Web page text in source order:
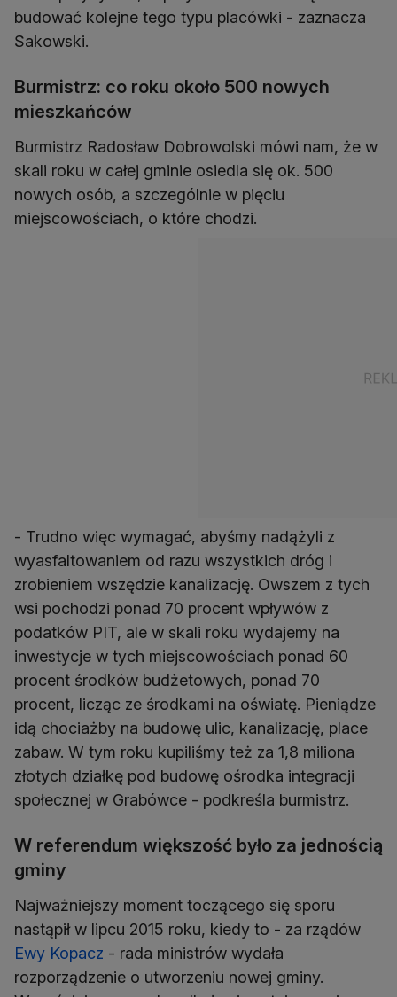
budować kolejne tego typu placówki - zaznacza
Sakowski.
Burmistrz: co roku około 500 nowych
mieszkańców
Burmistrz Radosław Dobrowolski mówi nam, że w
skali roku w całej gminie osiedla się ok. 500
nowych osób, a szczególnie w pięciu
miejscowościach, o które chodzi.
- Trudno więc wymagać, abyśmy nadążyli z
wyasfaltowaniem od razu wszystkich dróg i
zrobieniem wszędzie kanalizację. Owszem z tych
wsi pochodzi ponad 70 procent wpływów z
podatków PIT, ale w skali roku wydajemy na
inwestycje w tych miejscowościach ponad 60
procent środków budżetowych, ponad 70
procent, licząc ze środkami na oświatę. Pieniądze
idą chociażby na budowę ulic, kanalizację, place
zabaw. W tym roku kupiliśmy też za 1,8 miliona
złotych działkę pod budowę ośrodka integracji
społecznej w Grabówce - podkreśla burmistrz.
W referendum większość było za jednością
gminy
Najważniejszy moment toczącego się sporu
nastąpił w lipcu 2015 roku, kiedy to - za rządów
Ewy Kopacz - rada ministrów wydała
rozporządzenie o utworzeniu nowej gminy.